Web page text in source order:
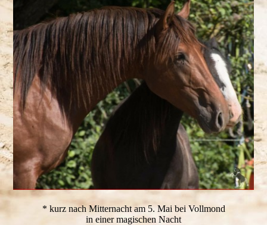
* kurz nach Mitternacht am 5. Mai bei Vollmond
in einer magischen Nacht